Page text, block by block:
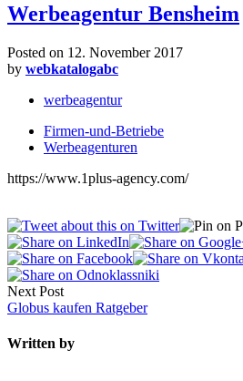
Werbeagentur Bensheim
Posted on 12. November 2017
by webkatalogabc
werbeagentur
Firmen-und-Betriebe
Werbeagenturen
https://www.1plus-agency.com/
Next Post
Globus kaufen Ratgeber
Written by